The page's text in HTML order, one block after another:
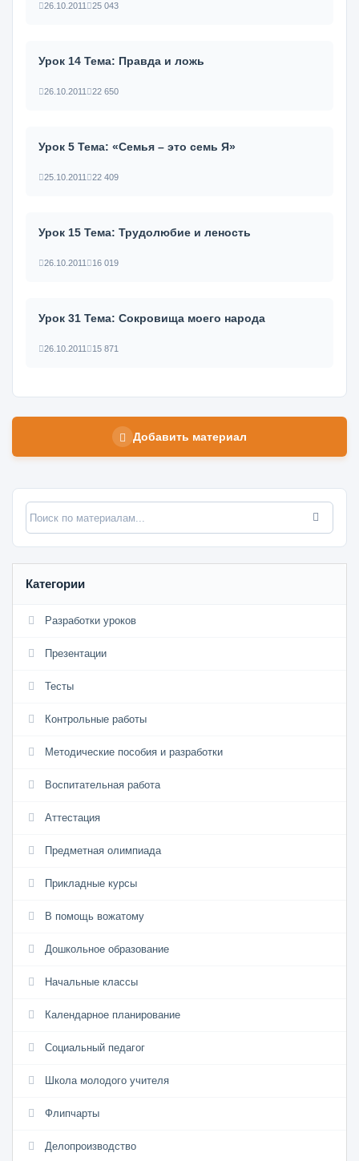
26.10.2011 25 043
Урок 14 Тема: Правда и ложь
26.10.2011 22 650
Урок 5 Тема: «Семья – это семь Я»
25.10.2011 22 409
Урок 15 Тема: Трудолюбие и леность
26.10.2011 16 019
Урок 31 Тема: Сокровища моего народа
26.10.2011 15 871
Добавить материал
Категории
Разработки уроков
Презентации
Тесты
Контрольные работы
Методические пособия и разработки
Воспитательная работа
Аттестация
Предметная олимпиада
Прикладные курсы
В помощь вожатому
Дошкольное образование
Начальные классы
Календарное планирование
Социальный педагог
Школа молодого учителя
Флипчарты
Делопроизводство